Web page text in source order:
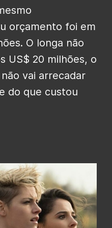
orçamento foi em
O longa não
US$ 20 milhões, o
vai arrecadar
do que custou